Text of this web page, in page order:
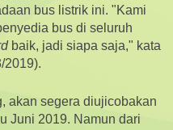
bus listrik ini. "Kami
bus di seluruh
baik, jadi siapa saja," kata
2019).
akan segera diujicobakan
Juni 2019. Namun dari